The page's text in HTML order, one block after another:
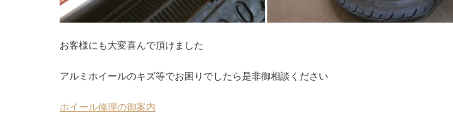
お客様にも大変喜んで頂けました
アルミホイールのキズ等でお困りでしたら是非御相談ください
ホイール修理の御案内